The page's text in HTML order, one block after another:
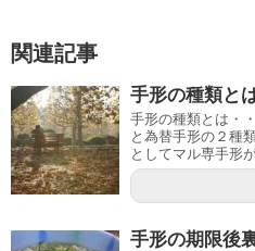
関連記事
手形の種類と
手形の種類とは・
と為替手形の２種
としてマル専手形
手形の期限後